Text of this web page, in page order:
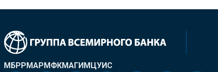
МБРРМАРМФКМАГИМЦУИС